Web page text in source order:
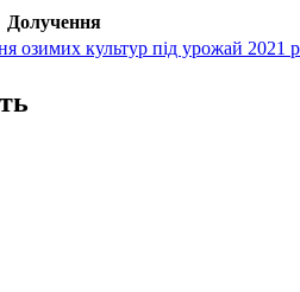
Долучення
озимих культур під урожай 2021